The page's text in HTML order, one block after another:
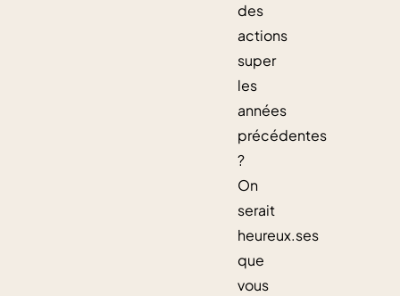
des
actions
super
les
années
précédentes
?
On
serait
heureux.ses
que
vous